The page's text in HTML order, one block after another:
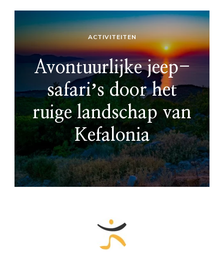
ACTIVITEITEN
Avontuurlijke jeep-
safariʼs door het
ruige landschap van
Kefalonia